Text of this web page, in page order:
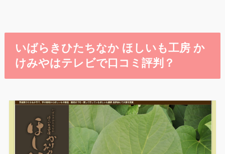
いばらきひたちなか ほしいも工房 か
けみやはテレビで口コミ評判？